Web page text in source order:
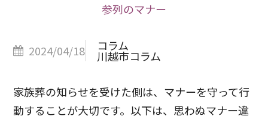
参列のマナー
2024/04/18 コラム
川越市コラム
家族葬の知らせを受けた側は、マナーを守って行
動することが大切です。以下は、思わぬマナー違